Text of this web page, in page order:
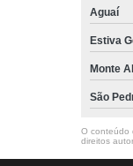
Aguaí
Estiva
Monte
São
O conteúdo
direitos